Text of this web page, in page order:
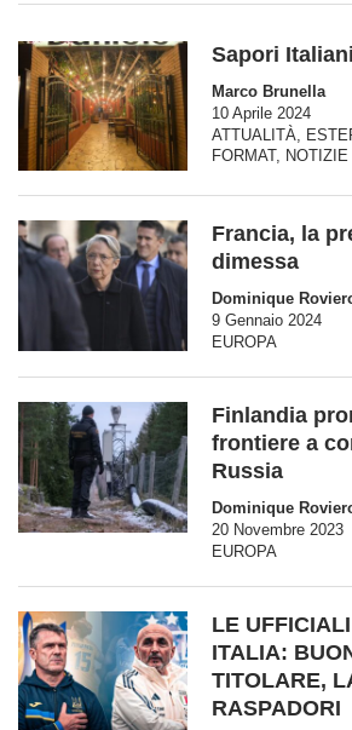
Sapori
Marco Brunella
10 Aprile 2024
ATTUALITÀ,
FORMAT, NOTIZIE
Francia, la
dimessa
Dominique
9 Gennaio 2024
EUROPA
Finlandia
frontiere a
Russia
Dominique
20 Novembre 2023
EUROPA
LE
ITALIA:
TITOLARE,
RASPADORI